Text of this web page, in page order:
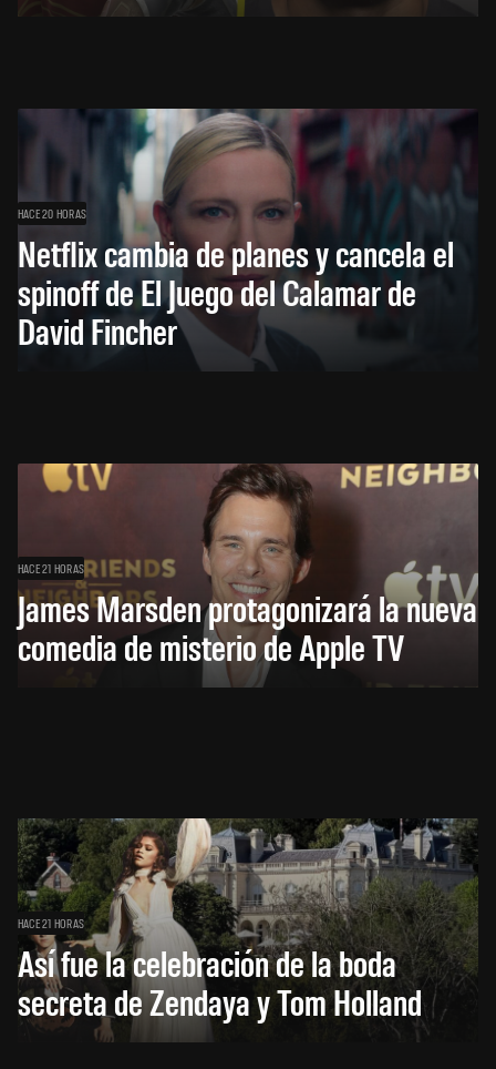
HACE 20 HORAS
Netflix cambia de planes y cancela el
spinoff de El Juego del Calamar de
David Fincher
HACE 21 HORAS
James Marsden protagonizará la nueva
comedia de misterio de Apple TV
HACE 21 HORAS
Así fue la celebración de la boda
secreta de Zendaya y Tom Holland